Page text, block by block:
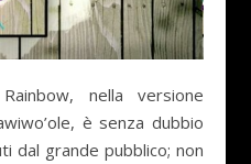
è senza dubbio
dal grande pubblico; non